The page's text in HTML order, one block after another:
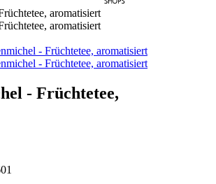
- Früchtetee,